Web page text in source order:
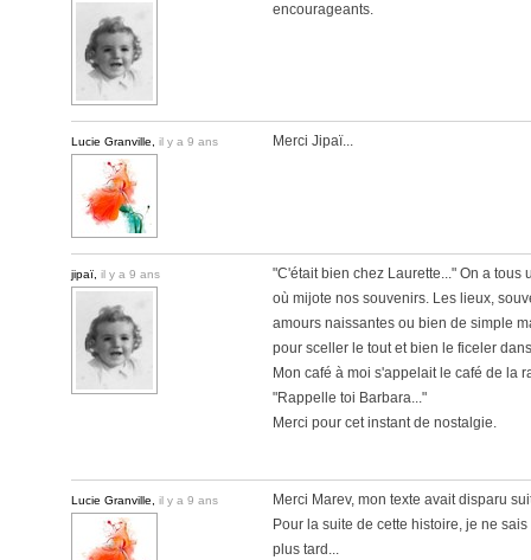
encourageants.
Lucie Granville, il y a 9 ans Merci Jipaï...
jipaï, il y a 9 ans
"C'était bien chez Laurette..." On a
où mijote nos souvenirs. Les lieux,
amours naissantes ou bien de simple
pour sceller le tout et bien le ficeler
Mon café à moi s'appelait le café de la
"Rappelle toi Barbara..."
Merci pour cet instant de nostalgie.
Lucie Granville, il y a 9 ans
Merci Marev, mon texte avait disparu
Pour la suite de cette histoire, je ne
plus tard...